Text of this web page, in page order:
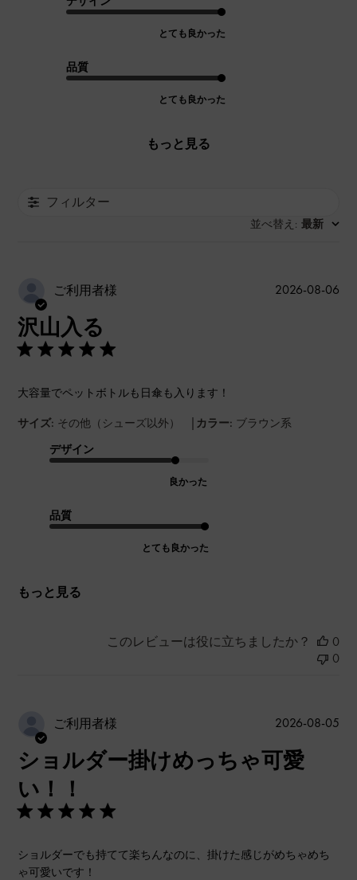
とても良かった
品質
とても良かった
もっと見る
フィルター
並べ替え : 最新
ご利用者様
沢山入る
大容量でペットボトルも日傘も入ります！
サイズ: その他（シューズ以外） | カラー: ブラウン系
デザイン
良かった
品質
とても良かった
もっと見る
公
2026-08-06
このレビューは役に立ちましたか？
0
0
ご利用者様
ショルダー掛けめっちゃ可愛
い！！
ショルダーでも持てて楽ちんなのに、掛けた感じがめちゃめち
ゃ可愛いです！
公
2026-08-05